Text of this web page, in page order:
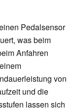
Pedalsensor
was beim
Anfahren
von
und die
lassen sich